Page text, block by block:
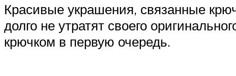
Красивые украшения, связанные
долго не утратят своего
крючком в первую очередь.